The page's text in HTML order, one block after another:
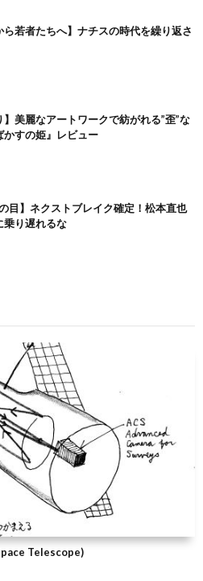
ら若者たちへ】ナチスの時代を繰り返さ
】美麗なアートワークで紡がれる”歪”な
かすの姫』レビュー
目】ネクストブレイク確定！松本直也
乗り遅れるな
Telescope)